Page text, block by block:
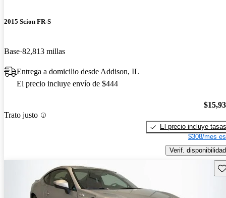
2015 Scion FR-S
Base 82,813 millas
Entrega a domicilio desde Addison, IL
El precio incluye envío de $444
Trato justo
El precio incluye tasas
$308/mes
Verif. disponibilidad